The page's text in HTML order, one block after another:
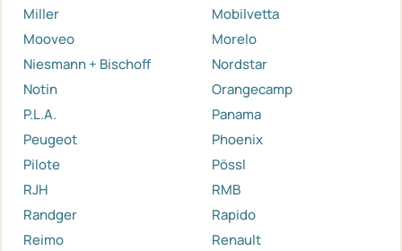
Miller
Mobilvetta
Mooveo
Morelo
Niesmann + Bischoff
Nordstar
Notin
Orangecamp
P.L.A.
Panama
Peugeot
Phoenix
Pilote
Pössl
RJH
RMB
Randger
Rapido
Reimo
Renault